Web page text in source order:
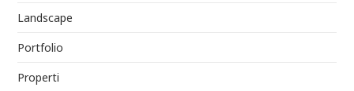
Landscape
Portfolio
Properti